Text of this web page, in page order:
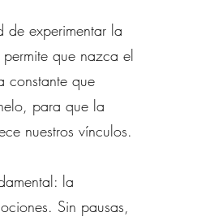
de experimentar la
que nazca el
constante que
para que la
nuestros vínculos.
la
Sin pausas,